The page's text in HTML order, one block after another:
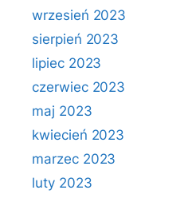
wrzesień 2023
sierpień 2023
lipiec 2023
czerwiec 2023
maj 2023
kwiecień 2023
marzec 2023
luty 2023